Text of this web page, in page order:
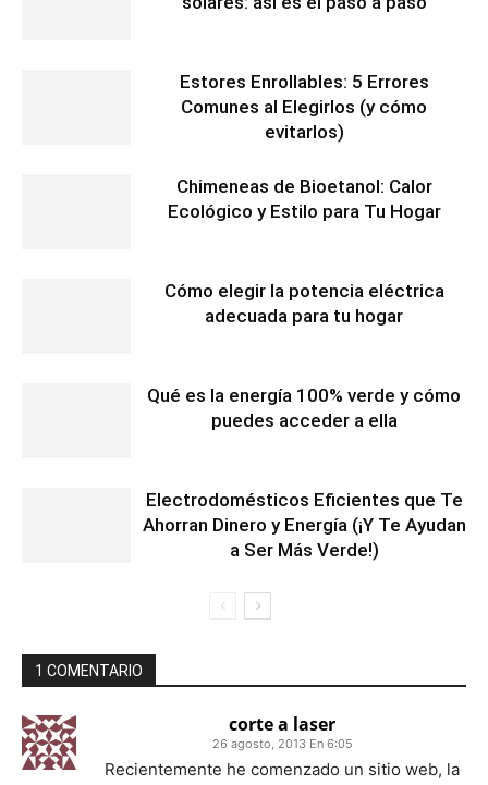
Estores Enrollables: 5 Errores
Comunes al Elegirlos (y cómo
evitarlos)
Chimeneas de Bioetanol: Calor
Ecológico y Estilo para Tu Hogar
Cómo elegir la potencia eléctrica
adecuada para tu hogar
Qué es la energía 100% verde y cómo
puedes acceder a ella
Electrodomésticos Eficientes que Te
Ahorran Dinero y Energía (¡Y Te Ayudan
a Ser Más Verde!)
1 COMENTARIO
corte a laser
26 agosto, 2013 En 6:05
Recientemente he comenzado un sitio web, la